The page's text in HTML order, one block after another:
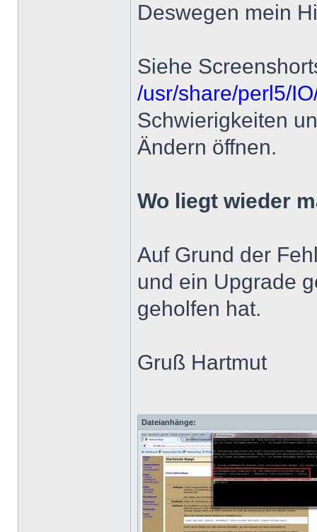
Deswegen mein
Siehe
/usr/share/perl5/
Schwierigkeiten
Ändern öffnen.
Wo liegt wieder
Auf Grund der
und ein Upgrade
geholfen hat.
Gruß Hartmut
Dateianhänge: